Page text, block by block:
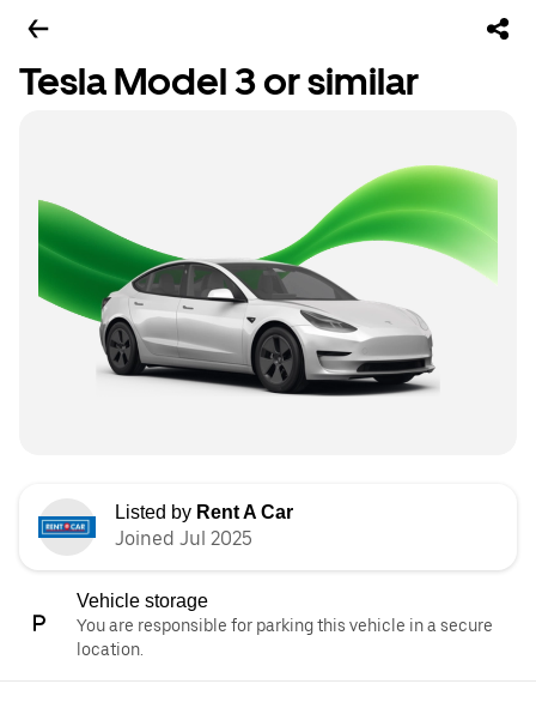
Tesla Model 3 or similar
Listed by Rent A Car
Joined Jul 2025
Vehicle storage
You are responsible for parking this vehicle in a secure
location.